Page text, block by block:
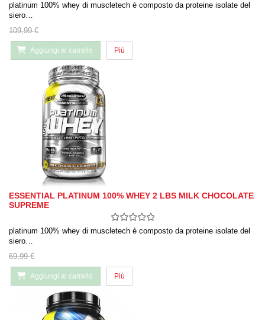
platinum 100% whey di muscletech è composto da proteine ​​isolate del
siero…
109,99 €
Aggiungi al carrello Più
ESSENTIAL PLATINUM 100% WHEY 2 LBS MILK CHOCOLATE
SUPREME
platinum 100% whey di muscletech è composto da proteine ​​isolate del
siero…
69,99 €
Aggiungi al carrello Più